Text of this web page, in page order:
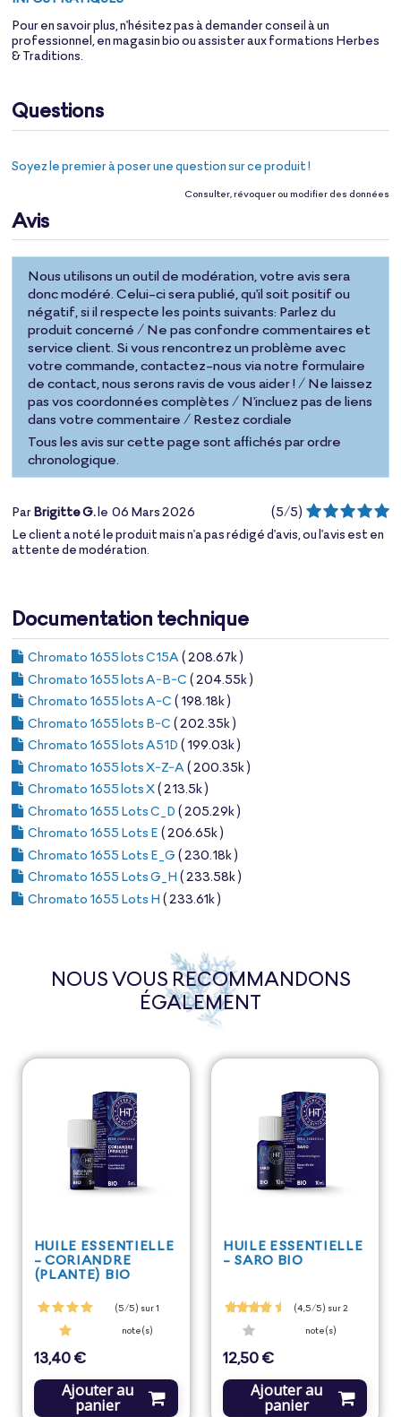
Pour en savoir plus, n'hésitez pas à demander conseil à un
professionnel, en magasin bio ou assister aux formations Herbes
& Traditions.
Questions
Soyez le premier à poser une question sur ce produit !
Consulter, révoquer ou modifier des données
Avis
Nous utilisons un outil de modération, votre avis sera
donc modéré. Celui-ci sera publié, qu'il soit positif ou
négatif, si il respecte les points suivants: Parlez du
produit concerné / Ne pas confondre commentaires et
service client. Si vous rencontrez un problème avec
votre commande, contactez-nous via notre formulaire
de contact, nous serons ravis de vous aider ! / Ne laissez
pas vos coordonnées complètes / N'incluez pas de liens
dans votre commentaire / Restez cordiale
Tous les avis sur cette page sont affichés par ordre
chronologique.
ParBrigitte G.le 06 Mars 2026 (5/5)
Le client a noté le produit mais n'a pas rédigé d'avis, ou l'avis est en
attente de modération.
Documentation technique
Chromato 1655 lots C15A( 208.67k )
Chromato 1655 lots A-B-C ( 204.55k )
Chromato 1655 lots A-C ( 198.18k )
Chromato 1655 lots B-C ( 202.35k )
Chromato 1655 lots A51D ( 199.03k )
Chromato 1655 lots X-Z-A( 200.35k )
Chromato 1655 lots X( 213.5k )
Chromato 1655 Lots C_D ( 205.29k )
Chromato 1655 Lots E ( 206.65k )
Chromato 1655 Lots E_G ( 230.18k )
Chromato 1655 Lots G_H ( 233.58k )
Chromato 1655 Lots H ( 233.61k )
NOUS VOUS RECOMMANDONS
ÉGALEMENT
HUILE ESSENTIELLE
- CORIANDRE
(PLANTE) BIO
(5/5) sur 1
note(s)
Prix
13,40 €
Ajouter au
panier
HUILE ESSENTIELLE
- SARO BIO
(4,5/5) sur 2
note(s)
Prix
12,50 €
Ajouter au
panier